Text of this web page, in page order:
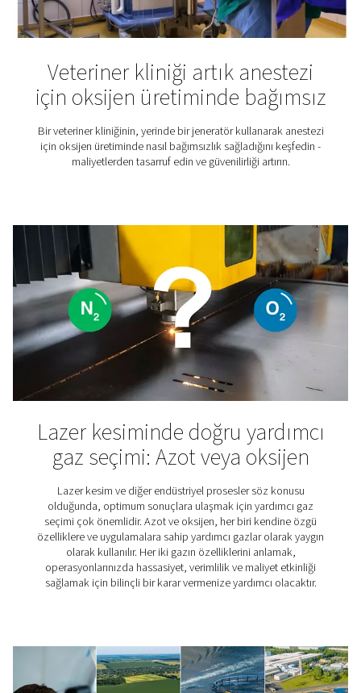
Ozon üretimi
Ozon, içme suyu uygulamaları, havuzlar ve
ürünleri ve gıda ve ilaç sektörlerinden birçok su
prosesinde kullanılan yüksek derecede reaktif ve
gazdır. Virüsleri ve bakterileri öldürür, kimyasalları yok
kalitesini artırır.
O2 bilgi Merkezi
Oksijen uygulamaları ve jeneratörler hakkında daha
edinmek ister misiniz? Blog kütüphanemize göz
kendiniz üretin